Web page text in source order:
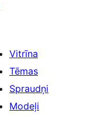
Vitrīna
Tēmas
Spraudņi
Modeļi